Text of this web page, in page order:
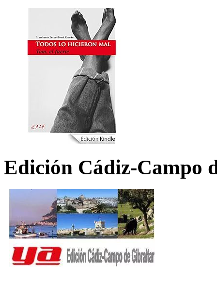
Edición Cádiz-Campo